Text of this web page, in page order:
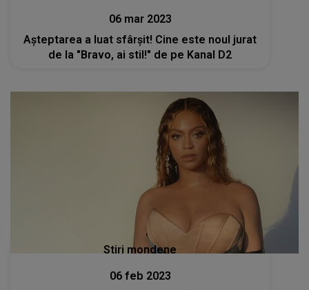
06 mar 2023
Așteptarea a luat sfârșit! Cine este noul jurat
de la "Bravo, ai stil!" de pe Kanal D2
Stiri mondene
06 feb 2023